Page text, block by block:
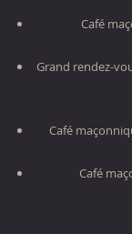
Café
Grand rendez-
Café
Café